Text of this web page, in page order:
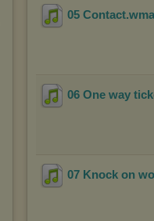
05 Contact
06 One way
07 Knock on